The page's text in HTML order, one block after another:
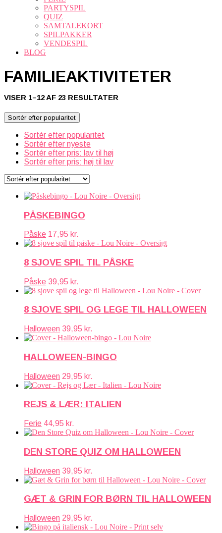
PARTYSPIL
QUIZ
SAMTALEKORT
SPILPAKKER
VENDESPIL
BLOG
FAMILIEAKTIVITETER
VISER 1–12 AF 23 RESULTATER
Sortér efter popularitet
Sortér efter popularitet
Sortér efter nyeste
Sortér efter pris: lav til høj
Sortér efter pris: høj til lav
PÅSKEBINGO
Påske 17,95 kr.
8 SJOVE SPIL TIL PÅSKE
Påske 39,95 kr.
8 SJOVE SPIL OG LEGE TIL HALLOWEEN
Halloween 39,95 kr.
HALLOWEEN-BINGO
Halloween 29,95 kr.
REJS & LÆR: ITALIEN
Ferie 44,95 kr.
DEN STORE QUIZ OM HALLOWEEN
Halloween 39,95 kr.
GÆT & GRIN FOR BØRN TIL HALLOWEEN
Halloween 29,95 kr.